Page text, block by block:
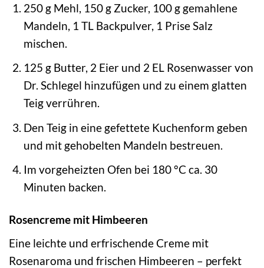
250 g Mehl, 150 g Zucker, 100 g gemahlene
Mandeln, 1 TL Backpulver, 1 Prise Salz
mischen.
125 g Butter, 2 Eier und 2 EL Rosenwasser von
Dr. Schlegel hinzufügen und zu einem glatten
Teig verrühren.
Den Teig in eine gefettete Kuchenform geben
und mit gehobelten Mandeln bestreuen.
Im vorgeheizten Ofen bei 180 °C ca. 30
Minuten backen.
Rosencreme mit Himbeeren
Eine leichte und erfrischende Creme mit
Rosenaroma und frischen Himbeeren – perfekt